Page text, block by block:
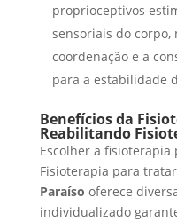
proprioceptivos
sensoriais do
coordenação e a
para a estabilidade
Benefícios da
Reabilitando
Escolher a
Fisioterapia para
Paraíso oferece
individualizado